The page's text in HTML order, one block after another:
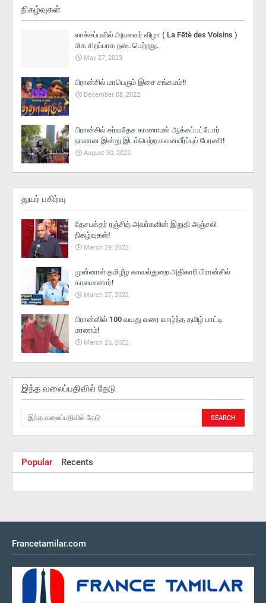
நிகழ்வுகள்
லாச்சப்பலில் அயலவர் விழா ( La Fētè des Voisins )
மிக சிறப்பாக நடைபெற்றது.
May 27, 2023
பிரான்சில் மாபெரும் இசை சங்கமம்!!
December 08, 2022
பிரான்சில் சர்வதேச காணாமல் ஆக்கப்பட்டோர்
நாளான இன்று இடம்பெற்ற கவனயீர்ப்புப் பேரணி!
August 30, 2022
துயர் பகிர்வு
தேசபக்தர் ரஞ்சித் அவர்களின் இறுதி அஞ்சலி
நிகழ்வுகள்!
March 29, 2022
முன்னாள் தமிழீழ காவல்துறை அதிகாரி பிரான்சில்
காலமானார்!
March 27, 2022
பிரான்ஸில் 100 வயது வரை வாழ்ந்த தமிழ் பாட்டி
மரணம்!
March 25, 2022
இந்த வலைப்பதிவில் தேடு
Popular Recents
Francetamilar.com